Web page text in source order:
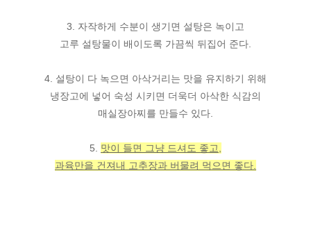
3. 자작하게 수분이 생기면 설탕은 녹이고
고루 설탕물이 배이도록 가끔씩 뒤집어 준다.
4. 설탕이 다 녹으면 아삭거리는 맛을 유지하기 위해
냉장고에 넣어 숙성 시키면 더욱더 아삭한 식감의
매실장아찌를 만들수 있다.
5.
맛이 들면 그냥 드셔도 좋고,
과육만을 건져내 고추장과 버물려 먹으면 좋다.